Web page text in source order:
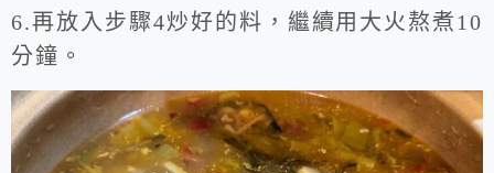
6.再放入步驟4炒好的料，繼續用大火熬煮10
分鐘。